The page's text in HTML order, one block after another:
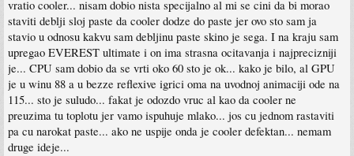
vratio cooler... nisam dobio nista specijalno al mi se cini da bi morao
staviti deblji sloj paste da cooler dodze do paste jer ovo sto sam ja
stavio u odnosu kakvu sam debljinu paste skino je sega. I na kraju sam
upregao EVEREST ultimate i on ima strasna ocitavanja i najprecizniji
je... CPU sam dobio da se vrti oko 60 sto je ok... kako je bilo, al GPU
je u winu 88 a u bezze reflexive igrici oma na uvodnoj animaciji ode na
115... sto je suludo... fakat je odozdo vruc al kao da cooler ne
preuzima tu toplotu jer vamo ispuhuje mlako... jos cu jednom rastaviti
pa cu narokat paste... ako ne uspije onda je cooler defektan... nemam
druge ideje...